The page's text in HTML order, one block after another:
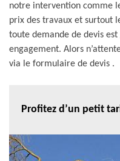
notre intervention comme
prix des travaux et surtout
toute demande de devis
engagement. Alors
via le formulaire de devis .
Profitez d’un petit